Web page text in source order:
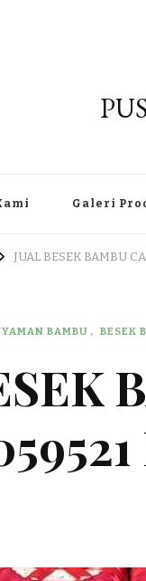
Galeri
JUAL BESEK BAMBU
BAMBU BESEK